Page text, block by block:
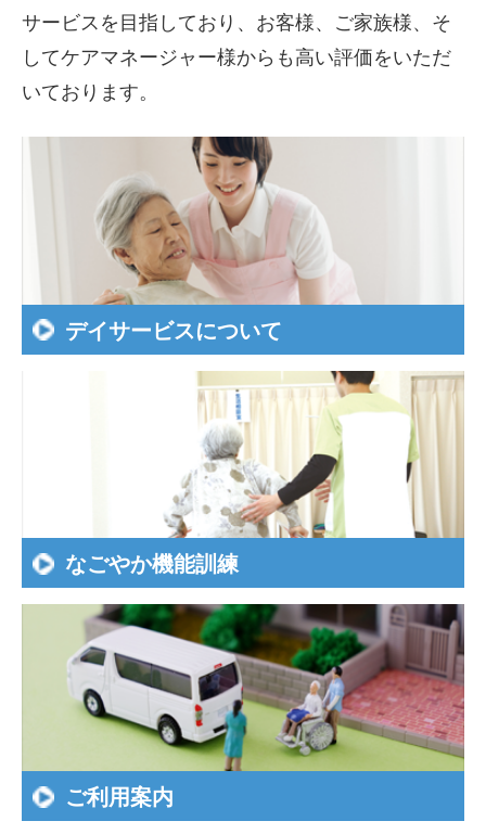
サービスを目指しており、お客様、ご家族様、そ
してケアマネージャー様からも高い評価をいただ
いております。
デイサービスについて
なごやか機能訓練
ご利用案内